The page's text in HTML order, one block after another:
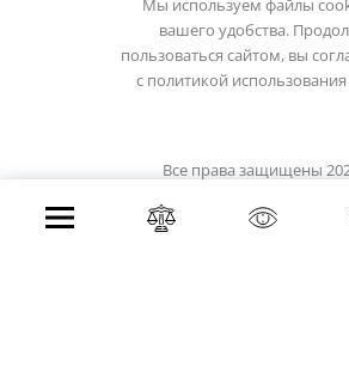
Мы используем файлы
вашего удобства.
пользоваться сайтом, вы
с политикой
Все права защищены